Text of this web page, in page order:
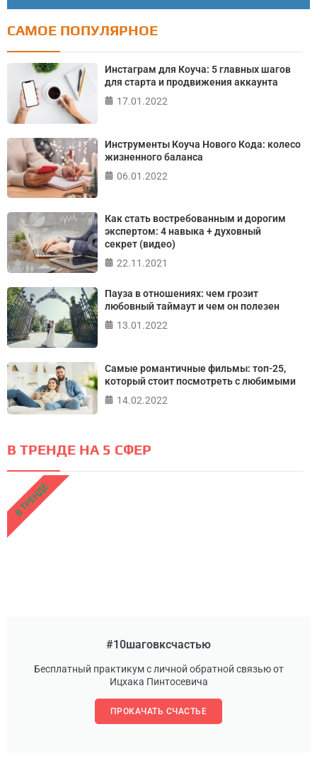
Тест: Как я контролирую свою жизнь?
Онлайн тест на основе шкалы локуса контроля
Джулиана Роттера
САМОЕ ПОПУЛЯРНОЕ
Инстаграм для Коуча: 5 главных шагов
для старта и продвижения аккаунта
17.01.2022
Инструменты Коуча Нового Кода: колесо
жизненного баланса
06.01.2022
Как стать востребованным и дорогим
экспертом: 4 навыка + духовный
секрет (видео)
22.11.2021
Пауза в отношениях: чем грозит
любовный таймаут и чем он полезен
13.01.2022
Самые романтичные фильмы: топ-25,
который стоит посмотреть с любимыми
14.02.2022
В ТРЕНДЕ НА 5 СФЕР
#10шаговксчастью
Бесплатный практикум с личной обратной связью от
Ицхака Пинтосевича
ПРОКАЧАТЬ СЧАСТЬЕ
В ТРЕНДЕ